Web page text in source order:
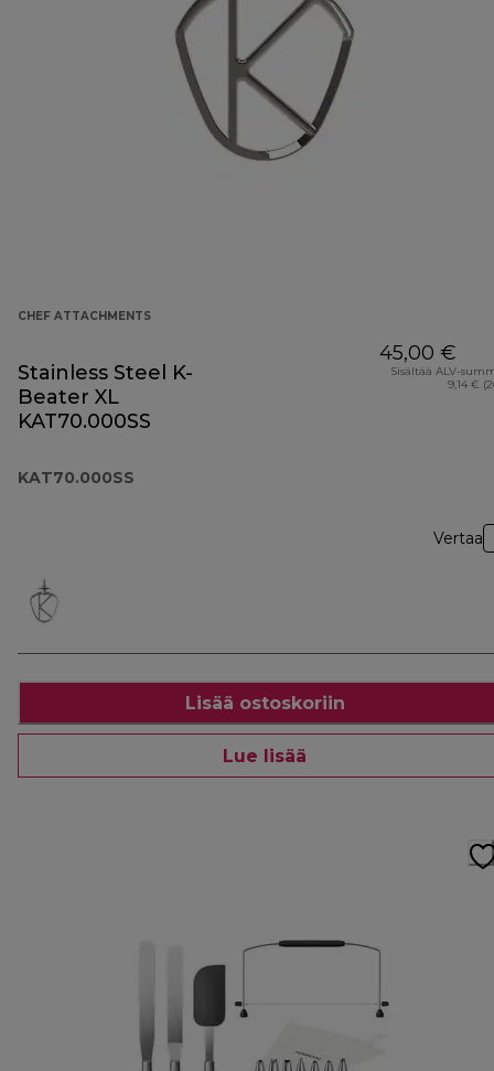
CHEF ATTACHMENTS
Stainless Steel K-
Beater XL
KAT70.000SS
KAT70.000SS
45,00 €
Sisältää ALV-
9,14 €
Vertaa
Lisää ostoskoriin
Lue lisää